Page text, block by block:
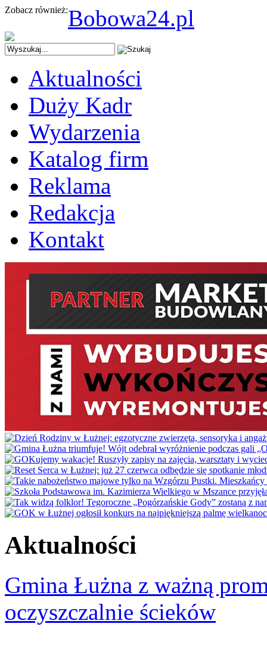
Zobacz również:Bobowa24.pl
Aktualności
Duży Kadr
Wydarzenia
Katalog firm
Reklama
Redakcja
Kontakt
Aktualności
Gmina Łużna z ważną
oczyszczalnie ścieków